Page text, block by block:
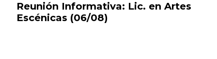
Reunión Informativa: Lic. en Artes
Escénicas (06/08)